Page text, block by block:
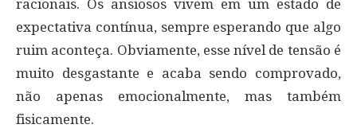
racionais. Os ansiosos vivem em um estado de
expectativa contínua, sempre esperando que algo
ruim aconteça. Obviamente, esse nível de tensão é
muito desgastante e acaba sendo comprovado,
não apenas emocionalmente, mas também
fisicamente.